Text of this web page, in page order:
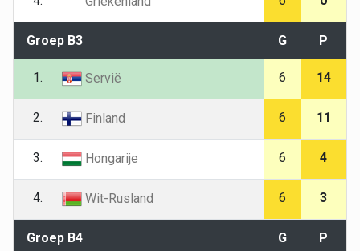
Groep B3 G P
1. Servië 6 14
2. Finland 6 11
3. Hongarije 6 4
4. Wit-Rusland 6 3
Groep B4 G P